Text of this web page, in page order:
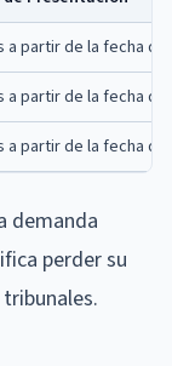
a partir de la fecha
a partir de la fecha
a partir de la fecha
demanda
perder su